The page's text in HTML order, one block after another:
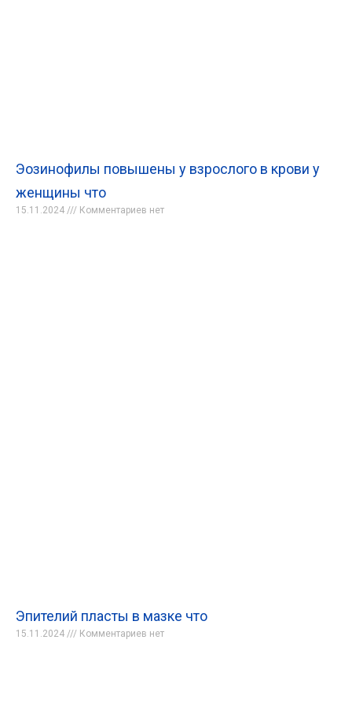
Эозинофилы повышены у взрослого в крови у
женщины что
15.11.2024 Комментариев нет
Эпителий пласты в мазке что
15.11.2024 Комментариев нет